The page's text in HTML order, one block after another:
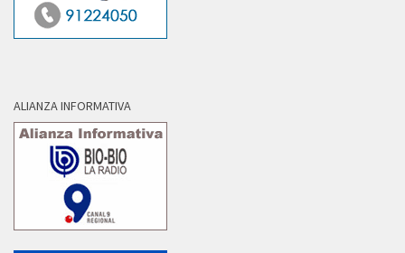
ALIANZA INFORMATIVA